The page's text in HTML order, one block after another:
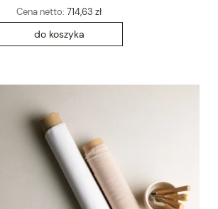
Cena netto: 714,63 zł
do koszyka